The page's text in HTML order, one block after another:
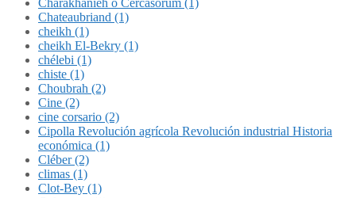
Charakhanieh o Cercasorum (1)
Chateaubriand (1)
cheikh (1)
cheikh El-Bekry (1)
chélebi (1)
chiste (1)
Choubrah (2)
Cine (2)
cine corsario (2)
Cipolla Revolución agrícola Revolución industrial Historia
económica (1)
Cléber (2)
climas (1)
Clot-Bey (1)